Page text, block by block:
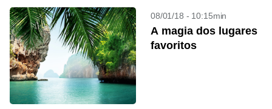
08/01/18 - 10:15min
A magia dos lugares
favoritos